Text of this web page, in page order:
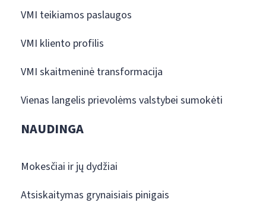
VMI teikiamos paslaugos
VMI kliento profilis
VMI skaitmeninė transformacija
Vienas langelis prievolėms valstybei sumokėti
NAUDINGA
Mokesčiai ir jų dydžiai
Atsiskaitymas grynaisiais pinigais